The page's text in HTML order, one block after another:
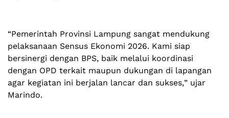
“Pemerintah Provinsi Lampung sangat mendukung
pelaksanaan Sensus Ekonomi 2026. Kami siap
bersinergi dengan BPS, baik melalui koordinasi
dengan OPD terkait maupun dukungan di lapangan
agar kegiatan ini berjalan lancar dan sukses,” ujar
Marindo.